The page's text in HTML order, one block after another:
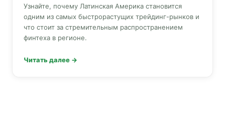
Узнайте, почему Латинская Америка становится
одним из самых быстрорастущих трейдинг-рынков и
что стоит за стремительным распространением
финтеха в регионе.
Читать далее →